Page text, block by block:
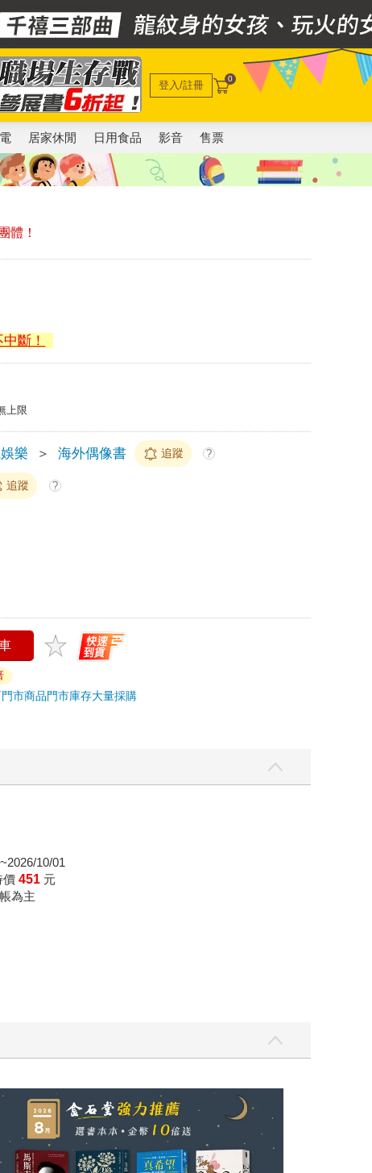
登入/註冊 0
居家休閒 日用食品 影音 售票
體！
斷！
上限
樂 ＞ 海外偶像書 追蹤 ?
追蹤 ?
市商品門市庫存大量採購
10/01
價 451 元
為主